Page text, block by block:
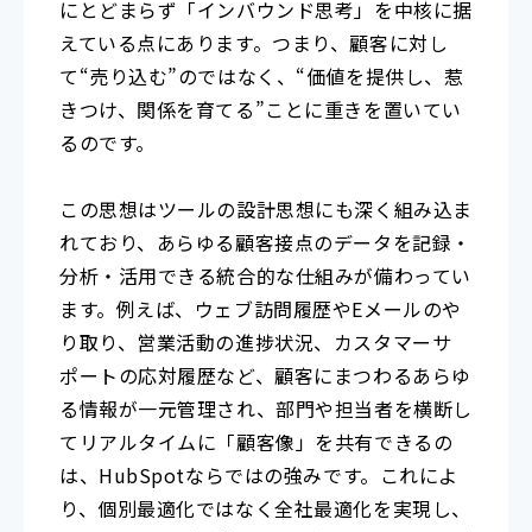
にとどまらず「インバウンド思考」を中核に据
えている点にあります。つまり、顧客に対し
て“売り込む”のではなく、“価値を提供し、惹
きつけ、関係を育てる”ことに重きを置いてい
るのです。
この思想はツールの設計思想にも深く組み込ま
れており、あらゆる顧客接点のデータを記録・
分析・活用できる統合的な仕組みが備わってい
ます。例えば、ウェブ訪問履歴やEメールのや
り取り、営業活動の進捗状況、カスタマーサ
ポートの応対履歴など、顧客にまつわるあらゆ
る情報が一元管理され、部門や担当者を横断し
てリアルタイムに「顧客像」を共有できるの
は、HubSpotならではの強みです。これによ
り、個別最適化ではなく全社最適化を実現し、